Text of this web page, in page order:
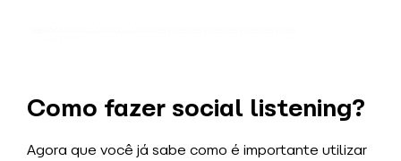
Como fazer social listening?
Agora que você já sabe como é importante utilizar